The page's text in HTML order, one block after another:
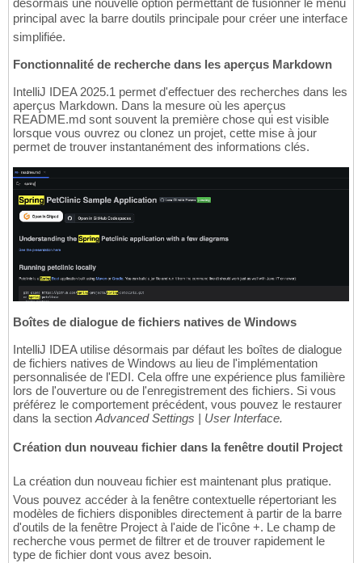
principal avec la barre doutils principale pour créer une interface
simplifiée.
Fonctionnalité de recherche dans les aperçus Markdown
IntelliJ IDEA 2025.1 permet d'effectuer des recherches dans les
aperçus Markdown. Dans la mesure où les aperçus
README.md sont souvent la première chose qui est visible
lorsque vous ouvrez ou clonez un projet, cette mise à jour
permet de trouver instantanément des informations clés.
Boîtes de dialogue de fichiers natives de Windows
IntelliJ IDEA utilise désormais par défaut les boîtes de dialogue
de fichiers natives de Windows au lieu de l'implémentation
personnalisée de l'EDI. Cela offre une expérience plus familière
lors de l'ouverture ou de l'enregistrement des fichiers. Si vous
préférez le comportement précédent, vous pouvez le restaurer
dans la section Advanced Settings | User Interface.
Création dun nouveau fichier dans la fenêtre doutil Project
La création dun nouveau fichier est maintenant plus pratique.
Vous pouvez accéder à la fenêtre contextuelle répertoriant les
modèles de fichiers disponibles directement à partir de la barre
d'outils de la fenêtre Project à l'aide de l'icône +. Le champ de
recherche vous permet de filtrer et de trouver rapidement le
type de fichier dont vous avez besoin.